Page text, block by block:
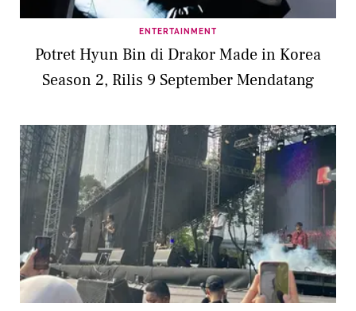
ENTERTAINMENT
Potret Hyun Bin di Drakor Made in Korea
Season 2, Rilis 9 September Mendatang